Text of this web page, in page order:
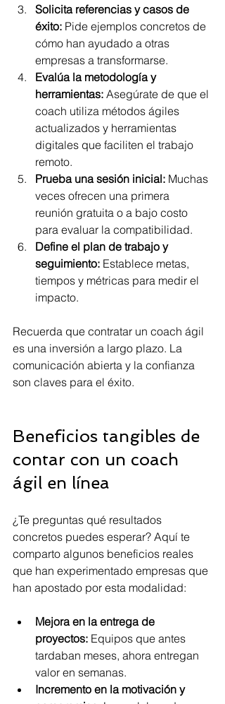
Solicita referencias y casos de
éxito: Pide ejemplos concretos de
cómo han ayudado a otras
empresas a transformarse.
Evalúa la metodología y
herramientas: Asegúrate de que el
coach utiliza métodos ágiles
actualizados y herramientas
digitales que faciliten el trabajo
remoto.
Prueba una sesión inicial: Muchas
veces ofrecen una primera
reunión gratuita o a bajo costo
para evaluar la compatibilidad.
Define el plan de trabajo y
seguimiento: Establece metas,
tiempos y métricas para medir el
impacto.
Recuerda que contratar un coach ágil
es una inversión a largo plazo. La
comunicación abierta y la confianza
son claves para el éxito.
Beneficios tangibles de
contar con un coach
ágil en línea
¿Te preguntas qué resultados
concretos puedes esperar? Aquí te
comparto algunos beneficios reales
que han experimentado empresas que
han apostado por esta modalidad:
Mejora en la entrega de
proyectos: Equipos que antes
tardaban meses, ahora entregan
valor en semanas.
Incremento en la motivación y